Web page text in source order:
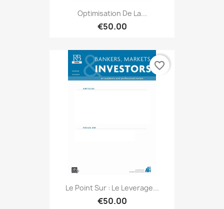
Optimisation De La...
€50.00
Le Point Sur : Le Leverage...
€50.00
favorite_border